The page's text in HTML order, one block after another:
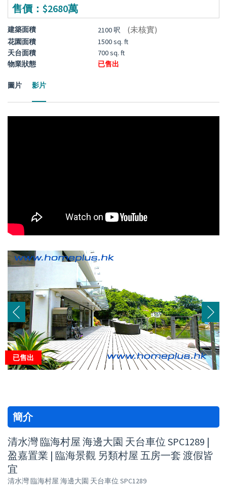
售價：$2680萬
建築面積 2100 呎 (未核實)
花園面積
1500 sq. ft
天台面積
700 sq. ft
物業狀態
已售出
圖片 影片
已售出
簡介
清水灣 臨海村屋 海邊大園 天台車位 SPC1289 |
盈嘉置業 | 臨海景觀 另類村屋 五房一套 渡假皆
宜
清水灣 臨海村屋 海邊大園 天台車位 SPC1289